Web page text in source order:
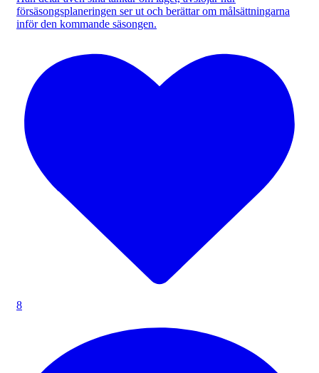
försäsongsplaneringen ser ut och berättar om målsättningarna
inför den kommande säsongen.
8